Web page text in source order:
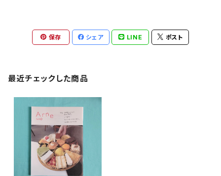
保存 シェア LINE ポスト
最近チェックした商品